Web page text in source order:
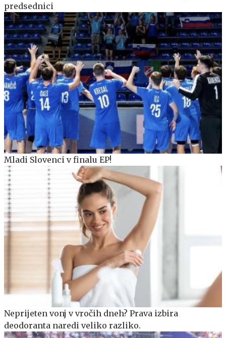
predsednici
Mladi Slovenci v finalu EP!
Neprijeten vonj v vročih dneh? Prava izbira
deodoranta naredi veliko razliko.